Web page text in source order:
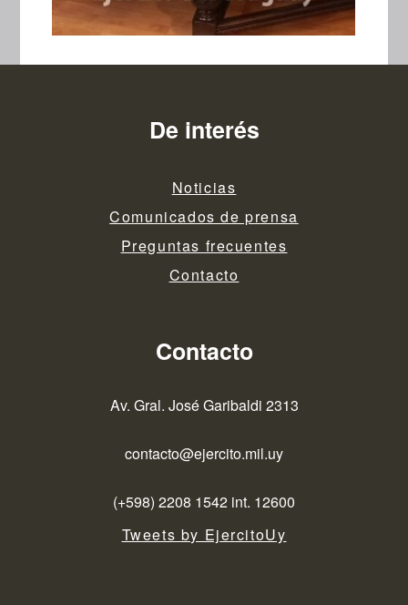
De interés
Noticias
Comunicados de prensa
Preguntas frecuentes
Contacto
Contacto
Av. Gral. José Garibaldi 2313
contacto@ejercito.mil.uy
(+598) 2208 1542 int. 12600
Tweets by EjercitoUy